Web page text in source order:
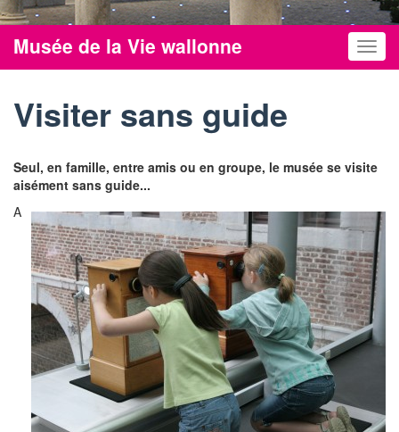
Musée de la Vie wallonne
Visiter sans guide
Seul, en famille, entre amis ou en groupe, le musée se visite
aisément sans guide...
A